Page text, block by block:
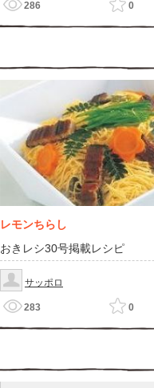
286 0
レモンちらし
おきレシ30号掲載レシピ
サッポロ
283 0